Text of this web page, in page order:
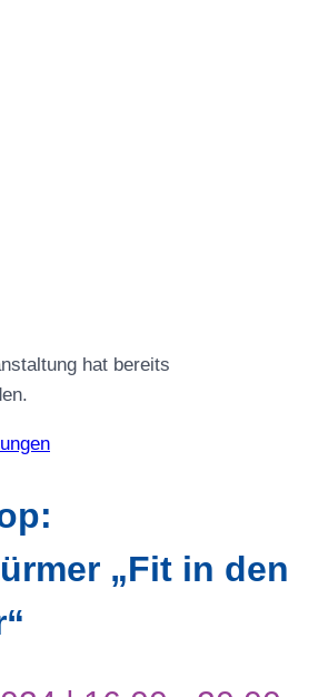
hat bereits
„Fit in den